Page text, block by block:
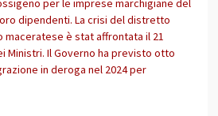
per le imprese marchigiane del
dipendenti. La crisi del distretto
maceratese è stat affrontata il 21
Ministri. Il Governo ha previsto otto
in deroga nel 2024 per